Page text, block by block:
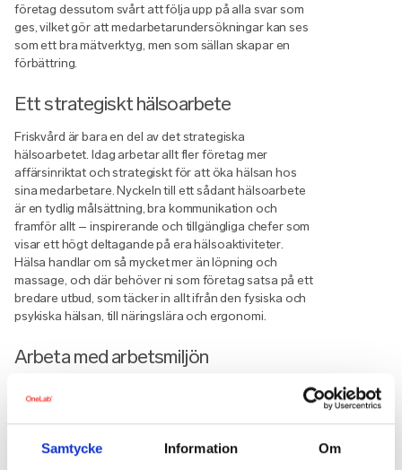
Samtycke Information Om
företag dessutom svårt att följa upp på alla svar som
ges, vilket gör att medarbetarundersökningar kan ses
som ett bra mätverktyg, men som sällan skapar en
förbättring.
Ett strategiskt hälsoarbete
Friskvård är bara en del av det strategiska
hälsoarbetet. Idag arbetar allt fler företag mer
affärsinriktat och strategiskt för att öka hälsan hos
sina medarbetare. Nyckeln till ett sådant hälsoarbete
är en tydlig målsättning, bra kommunikation och
framför allt – inspirerande och tillgängliga chefer som
visar ett högt deltagande på era hälsoaktiviteter.
Hälsa handlar om så mycket mer än löpning och
massage, och där behöver ni som företag satsa på ett
bredare utbud, som täcker in allt ifrån den fysiska och
psykiska hälsan, till näringslära och ergonomi.
Arbeta med arbetsmiljön
medarbetare. Du gör det genom att undersöka,
genomföra och följa upp verksamheten. För att lyckas
behöver du arbeta med det både systematiskt och